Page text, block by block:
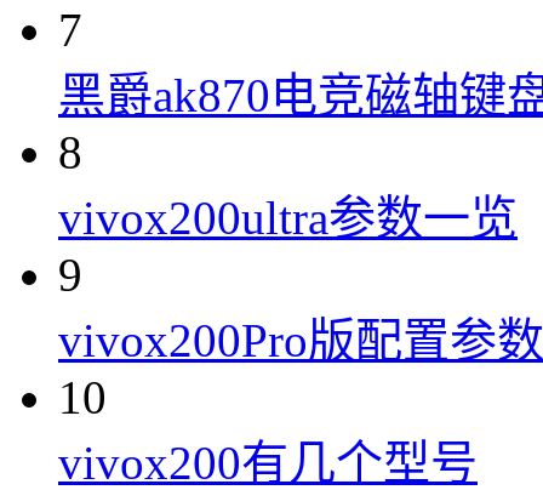
7
黑爵ak870电竞磁轴键
8
vivox200ultra参数一览
9
vivox200Pro版配置参数
10
vivox200有几个型号